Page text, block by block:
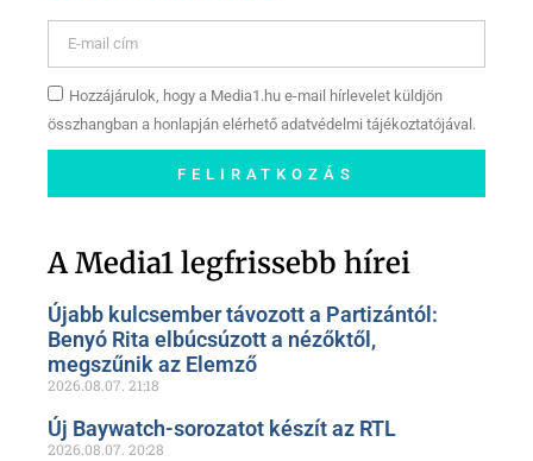
Hozzájárulok, hogy a Media1.hu e-mail hírlevelet küldjön
összhangban a honlapján elérhető adatvédelmi tájékoztatójával.
FELIRATKOZÁS
oldalunkon!
A Media1 legfrissebb hírei
Újabb kulcsember távozott a Partizántól:
Benyó Rita elbúcsúzott a nézőktől,
megszűnik az Elemző
2026.08.07. 21:18
Új Baywatch-sorozatot készít az RTL
2026.08.07. 20:28